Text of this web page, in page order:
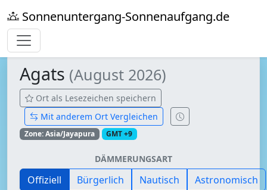
Sonnenuntergang-Sonnenaufgang.de
Agats (August 2026)
Ort als Lesezeichen speichern
Mit anderem Ort Vergleichen
Zone: Asia/Jayapura GMT +9
DÄMMERUNGSART
Offiziell Bürgerlich Nautisch Astronomisch